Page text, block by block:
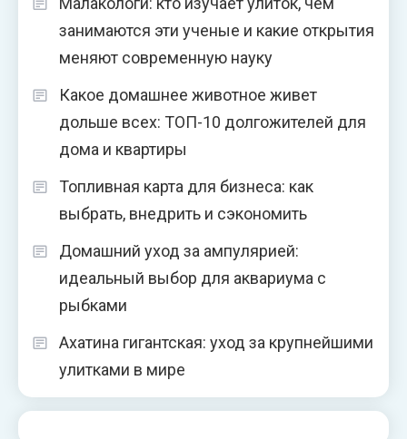
занимаются эти ученые и какие открытия
меняют современную науку
Какое домашнее животное живет
дольше всех: ТОП-10 долгожителей для
дома и квартиры
Топливная карта для бизнеса: как
выбрать, внедрить и сэкономить
Домашний уход за ампулярией:
идеальный выбор для аквариума с
рыбками
Ахатина гигантская: уход за крупнейшими
улитками в мире